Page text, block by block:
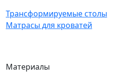
Трансформируемые столы
Матрасы для кроватей
Материалы